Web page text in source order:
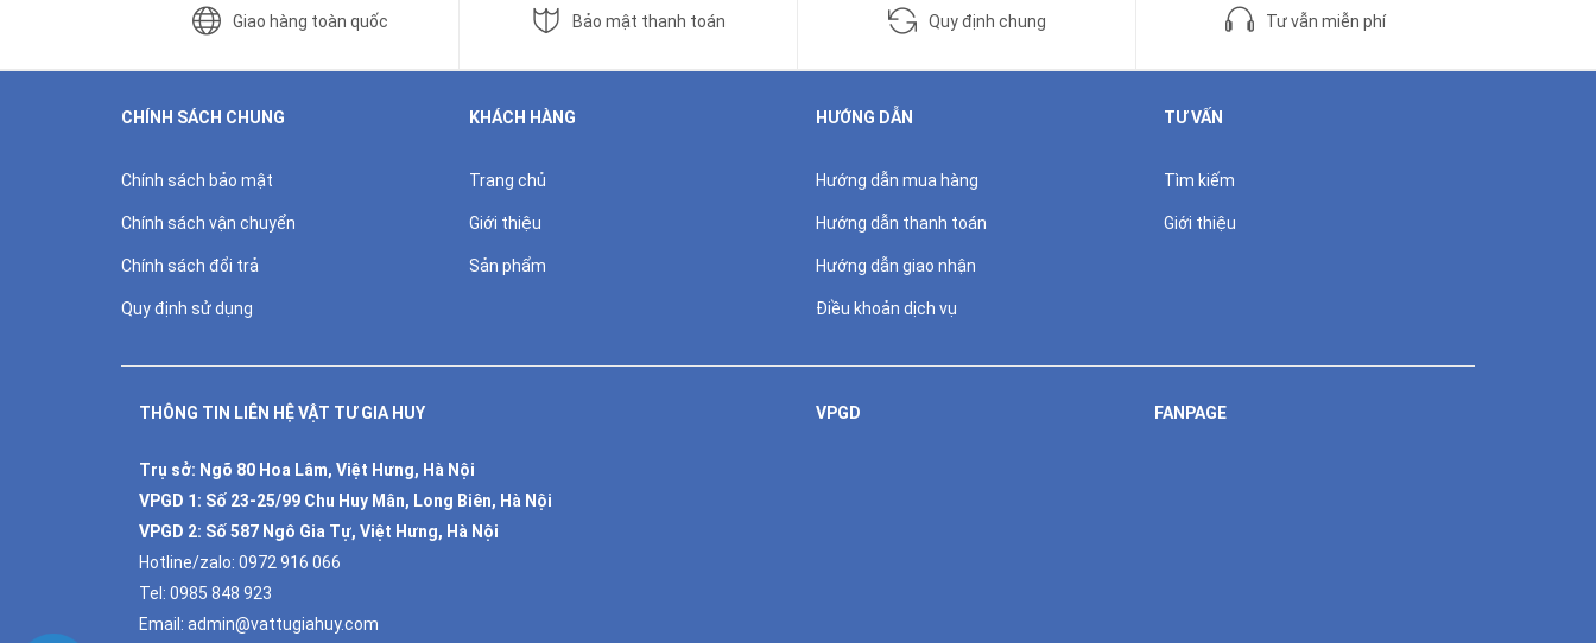
Giao hàng toàn quốc Bảo mật thanh toán Quy định chung Tư vẫn miễn phí
CHÍNH SÁCH CHUNG
Chính sách bảo mật
Chính sách vận chuyển
Chính sách đổi trả
Quy định sử dụng
KHÁCH HÀNG
Trang chủ
Giới thiệu
Sản phẩm
HƯỚNG DẪN
Hướng dẫn mua hàng
Hướng dẫn thanh toán
Hướng dẫn giao nhận
Điều khoản dịch vụ
TƯ VẤN
Tìm kiếm
Giới thiệu
THÔNG TIN LIÊN HỆ VẬT TƯ GIA HUY
Trụ sở: Ngõ 80 Hoa Lâm, Việt Hưng, Hà Nội
VPGD 1: Số 23-25/99 Chu Huy Mân, Long Biên, Hà Nội
VPGD 2: Số 587 Ngô Gia Tự, Việt Hưng, Hà Nội
Hotline/zalo: 0972 916 066
Tel: 0985 848 923
Email: admin@vattugiahuy.com
VPGD FANPAGE